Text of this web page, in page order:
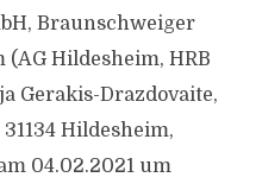
Braunschweiger
(AG Hildesheim, HRB
Gerakis-Drazdovaite,
Hildesheim,
04.02.2021 um